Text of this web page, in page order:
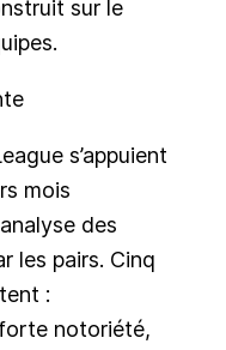
sur le
s’appuient
mois
des
les pairs. Cinq
:
notoriété,